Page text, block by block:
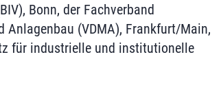
Bonn, der Fachverband
Anlagenbau (VDMA), Frankfurt/Main,
für industrielle und institutionelle